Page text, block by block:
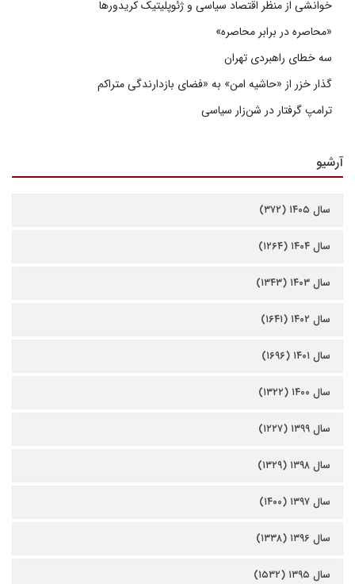
خوانشی از منظر اقتصاد سیاسی و ژئوپلیتیک کریدورها
«محاصره در برابر محاصره»
سه خطای راهبردی تهران
گذار خزر از «حاشیه امن» به «فضای بازدارندگی متراکم
ترامپ گرفتار در شن‌زار سیاسی
آرشیو
سال ۱۴۰۵ (۳۷۲)
سال ۱۴۰۴ (۱۲۶۴)
سال ۱۴۰۳ (۱۳۴۳)
سال ۱۴۰۲ (۱۶۴۱)
سال ۱۴۰۱ (۱۶۹۶)
سال ۱۴۰۰ (۱۳۲۲)
سال ۱۳۹۹ (۱۲۲۷)
سال ۱۳۹۸ (۱۳۲۹)
سال ۱۳۹۷ (۱۴۰۰)
سال ۱۳۹۶ (۱۳۳۸)
سال ۱۳۹۵ (۱۵۳۲)